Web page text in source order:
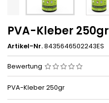
PVA-Kleber 250gr
Artikel-Nr.8435646502243ES
Bewertung
PVA-Kleber 250gr